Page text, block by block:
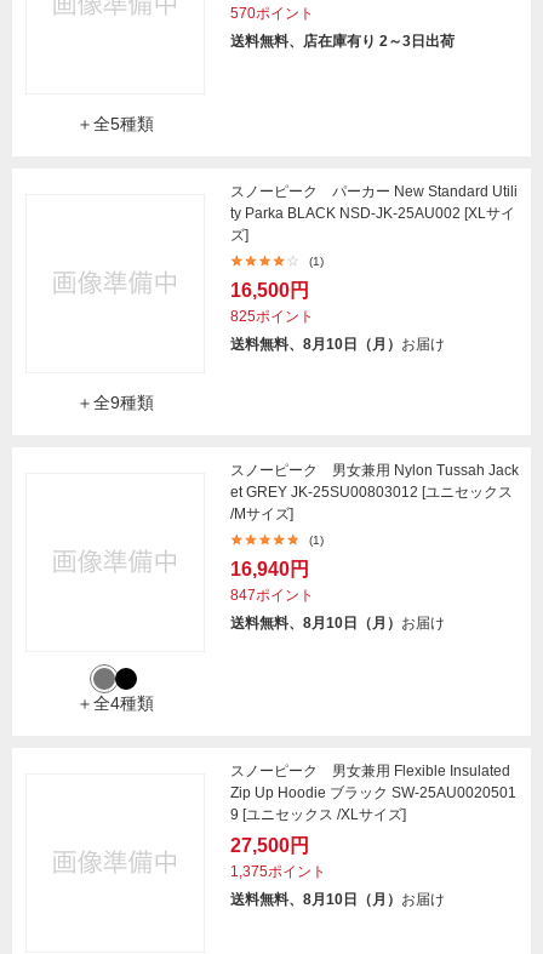
＋全5種類
570ポイント
送料無料、店在庫有り 2～3日出荷
＋全9種類
スノーピーク パーカー New Standard Utili
ty Parka BLACK NSD-JK-25AU002 [XLサイ
ズ]
(1)
16,500円
825ポイント
送料無料、8月10日（月） お届け
＋全4種類
スノーピーク 男女兼用 Nylon Tussah Jack
et GREY JK-25SU00803012 [ユニセックス
/Mサイズ]
(1)
16,940円
847ポイント
送料無料、8月10日（月） お届け
スノーピーク 男女兼用 Flexible Insulated
Zip Up Hoodie ブラック SW-25AU0020501
9 [ユニセックス /XLサイズ]
27,500円
1,375ポイント
送料無料、8月10日（月） お届け